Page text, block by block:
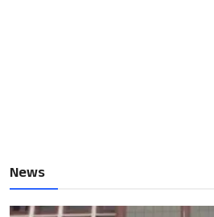
News